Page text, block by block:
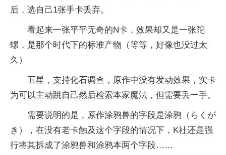
后，选自己1张手卡丢弃。
看起来一张平平无奇的N卡，效果却又是一张陀
螺，是那个时代下的标准产物（等等，好像也没过太
久）
五星，支持化石调查，原作中没有发动效果，实卡
为可以主动跳自己然后检索本家魔法，但需要丢一手。
需要说明的是，原作涂鸦兽的字段是涂鸦（らくが
き），在没有老卡触及这个字段的情况下，K社还是强
行将其拆成了涂鸦兽和涂鸦本两个字段……